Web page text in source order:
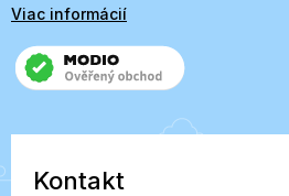
Viac informácií
Kontakt